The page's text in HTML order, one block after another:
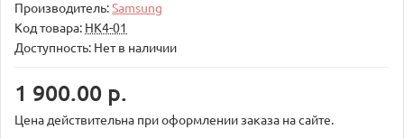
Производитель:Samsung
Код товара: НК4-01
Доступность: Нет в наличии
1 900.00 р.
Цена действительна при оформлении заказа на сайте.